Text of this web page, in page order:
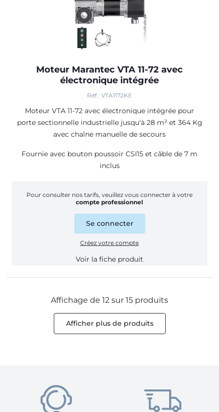
Moteur Marantec VTA 11-72 avec
électronique intégrée
Réf : VTA1172KE
Moteur VTA 11-72 avec électronique intégrée pour
porte sectionnelle industrielle jusqu'à 28 m² et 364 Kg
avec chaîne manuelle de secours
Fournie avec bouton poussoir CSI15 et câble de 7 m
inclus
Pour consulter nos tarifs, veuillez vous connecter à votre
compte professionnel
Se connecter
Créez votre compte
Voir la fiche produit
Affichage de 12 sur 15 produits
Afficher plus de produits